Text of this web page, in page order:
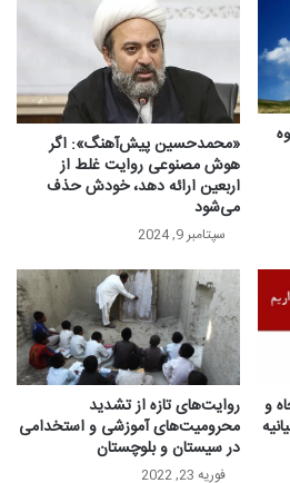
«محمدحسین پیش‌آهنگ»: اگر
هوش مصنوعی روایت غلط از
اربعین ارائه ‌دهد، خودش حذف
می‌شود
سپتامبر 9, 2024
و روایت‌‌های تازه از تشدید
محرومیت‌های آموزشی و استخدامی
در سیستان و بلوچستان
فوریه 23, 2022